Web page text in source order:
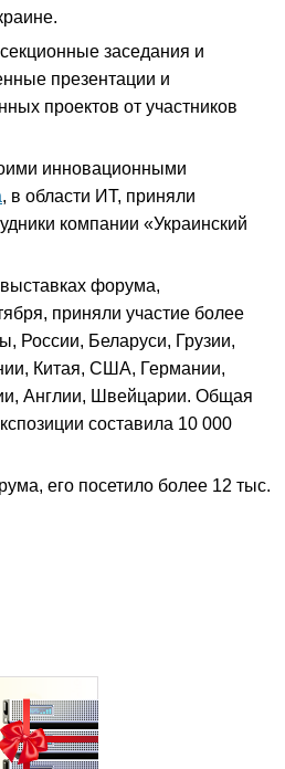
заседания и
презентации и
проектов от участников
инновационными
, в области ИТ, приняли
компании «Украинский
форума,
приняли участие более
России, Беларуси, Грузии,
Китая, США, Германии,
Англии, Швейцарии. Общая
составила 10 000
его посетило более 12 тыс.